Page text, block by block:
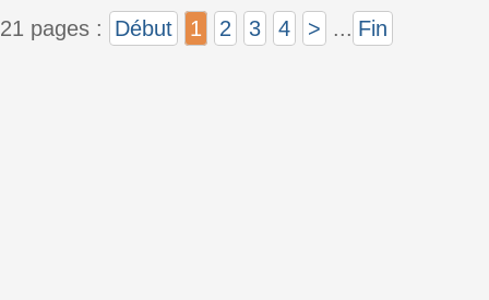
21 pages : Début 1 2 3 4 > ... Fin